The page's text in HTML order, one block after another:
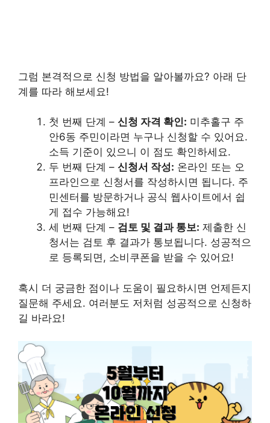
그럼 본격적으로 신청 방법을 알아볼까요? 아래 단
계를 따라 해보세요!
첫 번째 단계 – 신청 자격 확인: 미추홀구 주
안6동 주민이라면 누구나 신청할 수 있어요.
소득 기준이 있으니 이 점도 확인하세요.
두 번째 단계 – 신청서 작성: 온라인 또는 오
프라인으로 신청서를 작성하시면 됩니다. 주
민센터를 방문하거나 공식 웹사이트에서 쉽
게 접수 가능해요!
세 번째 단계 – 검토 및 결과 통보: 제출한 신
청서는 검토 후 결과가 통보됩니다. 성공적으
로 등록되면, 소비쿠폰을 받을 수 있어요!
혹시 더 궁금한 점이나 도움이 필요하시면 언제든지
질문해 주세요. 여러분도 저처럼 성공적으로 신청하
길 바라요!